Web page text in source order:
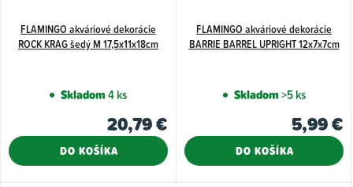
FLAMINGO akváriové dekorácie
ROCK KRAG šedý M 17,5x11x18cm
Skladom4 ks
20,79 €
DO KOŠÍKA
FLAMINGO akváriové dekorácie
BARRIE BARREL UPRIGHT 12x7x7cm
Skladom>5 ks
5,99 €
DO KOŠÍKA